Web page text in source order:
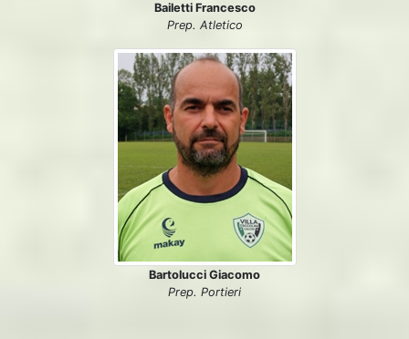
Bailetti Francesco
Prep. Atletico
Bartolucci Giacomo
Prep. Portieri